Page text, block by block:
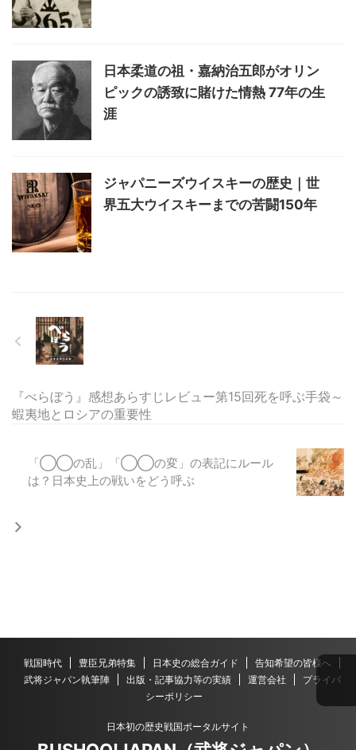
日本柔道の祖・嘉納治五郎がオリン
ピックの誘致に賭けた情熱 77年の生
涯
ジャパニーズウイスキーの歴史｜世
界五大ウイスキーまでの苦闘150年
『べらぼう』感想あらすじレビュー第15回死を呼ぶ手袋～
蝦夷地とロシアの重要性
「◯◯の乱」「◯◯の変」の表記にルール
は？日本史上の戦いをどう呼ぶ
戦国時代 豊臣兄弟特集 日本史の総合ガイド
告知希望の皆様へ
武将ジャパン執筆陣
出版・記事協力等の実績 運営会社
プライバ
シーポリシー
日本初の歴史戦国ポータルサイト